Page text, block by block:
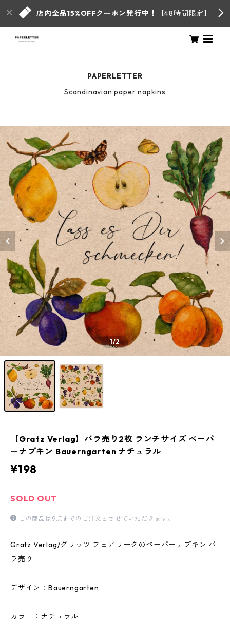
店内全品15%OFFクーポン発行中！ 【48時間限定】
PAPERLETTER
Scandinavian paper napkins
1/2
【Gratz Verlag】バラ売り2枚 ランチサイズ ペーパ
ーナプキン Bauerngarten ナチュラル
¥198
SOLD OUT
この商品は9点までのご注文とさせていただきます。
Gratz Verlag/グラッツ フェアラークのペーパーナプキン バ
ラ売り
デザイン：Bauerngarten
カラー：ナチュラル